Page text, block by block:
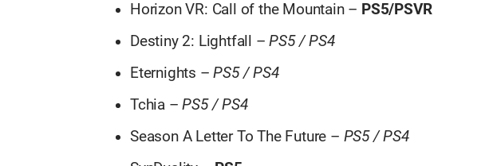
Horizon VR: Call of the Mountain – PS5/PSVR
Destiny 2: Lightfall –PS5 / PS4
Eternights –PS5 / PS4
Tchia –PS5 / PS4
Season A Letter To The Future – PS5 / PS4